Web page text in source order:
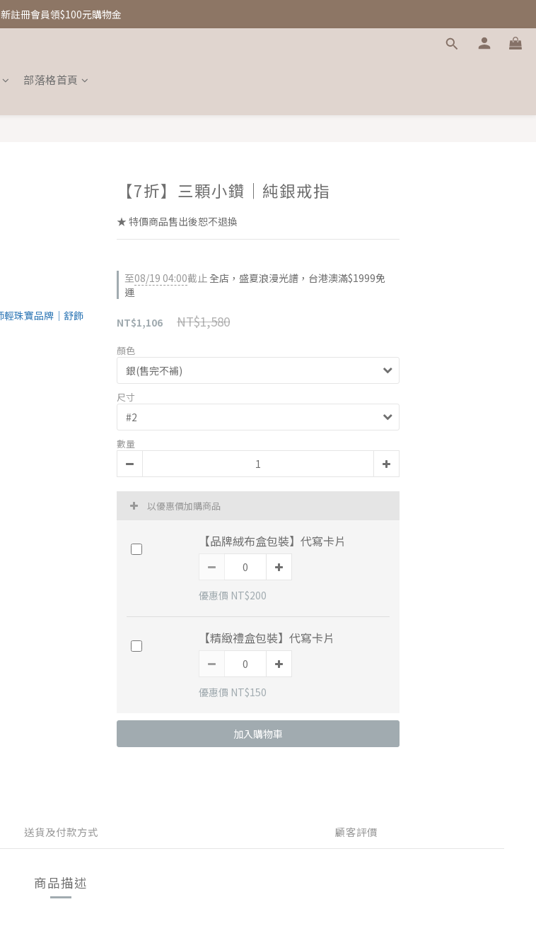
新註冊會員領$100元購物金
新註冊會員領$100元購物金
部落格首頁
【7折】三顆小鑽｜純銀戒指
★ 特價商品售出後恕不退換
至08/19 04:00截止 全店，盛夏浪漫光譜，台港澳滿$1999免
運
NT$1,580
NT$1,106
顏色
尺寸
數量
以優惠價加購商品
【品牌絨布盒包裝】代寫卡片
優惠價 NT$200
【精緻禮盒包裝】代寫卡片
優惠價 NT$150
加入購物車
送貨及付款方式 顧客評價
商品描述